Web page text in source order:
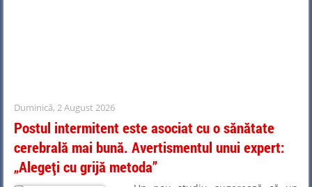
Duminică, 2 August 2026
Postul intermitent este asociat cu o sănătate
cerebrală mai bună. Avertismentul unui expert:
„Alegeți cu grijă metoda”